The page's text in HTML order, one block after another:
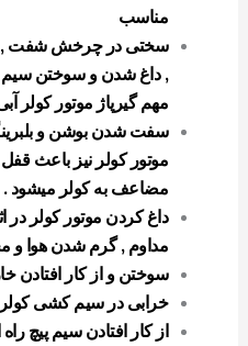
مناسب
سختی در چرخش شفت ,
, داغ شدن و سوختن سیم
مهم گیرپاژ موتور کولر
سفت شدن بوشن و
موتور کولر نیز باعث
مضاعف به کولر میشود .
داغ کردن موتور کولر در
مداوم , گرم شدن هوا و
سوختن و از کار افتادن
خرابی در سیم کشی کولر
از کار افتادن سیم پیچ راه